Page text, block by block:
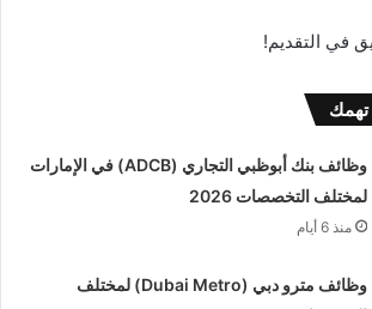
في التقديم!
وظائف بنك أبوظبي التجاري (ADCB) في الإمارات
لمختلف التخصصات 2026
منذ 6 أيام
وظائف مترو دبي (Dubai Metro) لمختلف